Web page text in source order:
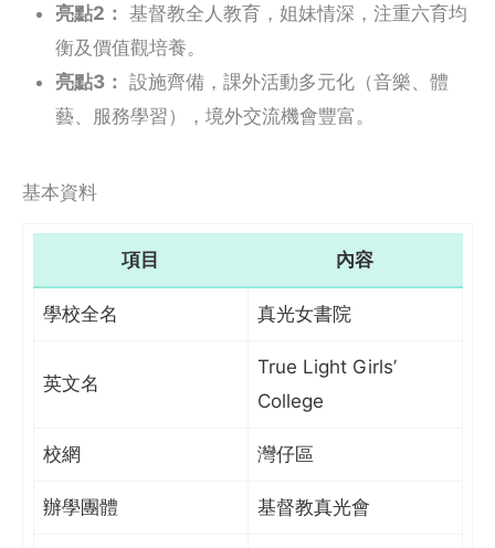
亮點2： 基督教全人教育，姐妹情深，注重六育均
衡及價值觀培養。
亮點3： 設施齊備，課外活動多元化（音樂、體
藝、服務學習），境外交流機會豐富。
基本資料
項目 內容
學校全名 真光女書院
英文名
True Light Girls’
College
校網 灣仔區
辦學團體 基督教真光會